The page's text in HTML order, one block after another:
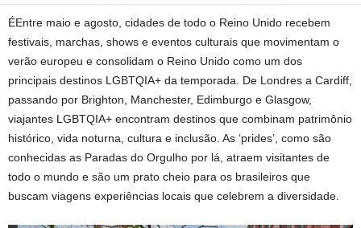
ÉEntre maio e agosto, cidades de todo o Reino Unido recebem
festivais, marchas, shows e eventos culturais que movimentam o
verão europeu e consolidam o Reino Unido como um dos
principais destinos LGBTQIA+ da temporada. De Londres a Cardiff,
passando por Brighton, Manchester, Edimburgo e Glasgow,
viajantes LGBTQIA+ encontram destinos que combinam patrimônio
histórico, vida noturna, cultura e inclusão. As ‘prides’, como são
conhecidas as Paradas do Orgulho por lá, atraem visitantes de
todo o mundo e são um prato cheio para os brasileiros que
buscam viagens experiências locais que celebrem a diversidade.